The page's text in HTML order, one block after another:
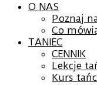
O NAS
Poznaj
Co
TANIEC
CENNIK
Lekcje
Kurs